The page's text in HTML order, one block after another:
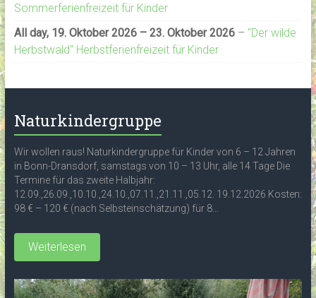
Sommerferienfreizeit für Kinder
All day, 19. Oktober 2026 – 23. Oktober 2026– "Der wilde
Herbstwald" Herbstferienfreizeit für Kinder
Naturkindergruppe
Wir wollen raus! Naturkindergruppe für Kinder von 6 – 12 Jahren
in Bonn-Dransdorf, samstags von 10 – 13 Uhr, alle 14 Tage Die
Termine für das zweite Halbjahr:
12.09.,26.09.,10.10.,24.10.,07.11.,21.11.,05.12. 19.12.2026 Kosten:
98 € – 120 € (nach Selbsteinschätzung) für 8...
Weiterlesen